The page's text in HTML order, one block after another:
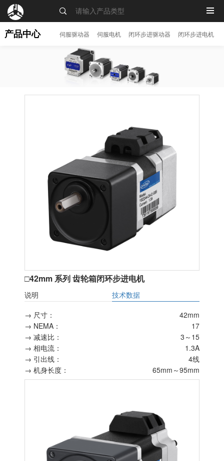
MENU
产品中心 伺服驱动器 伺服电机 闭环步进驱动器 闭环步进电机
□42mm 系列 齿轮箱闭环步进电机
说明
技术数据
→ 尺寸：
42mm
→ NEMA：
17
→ 减速比：
3～15
→ 相电流：
1.3A
→ 引出线：
4线
→ 机身长度：
65mm～95mm